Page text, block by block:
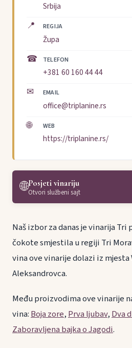
Srbija
📍 REGIJA
Župa
☎ TELEFON
+381 60 160 44 44
✉ EMAIL
office@triplanine.rs
🌐 WEB
https://triplanine.rs/
🌐Posjeti vinariju
Otvori službeni sajt
Naš izbor za danas je vinarija Tri
čokote smjestila u regiji Tri
vina ove vinarije dolazi iz mjesta
Aleksandrovca.
Među proizvodima ove vinarije
vina:Boja zore,Prva ljubav,Dva
Zaboravljena bajka o Jagodi.